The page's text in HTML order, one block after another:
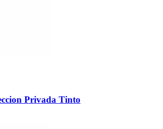
Privada Tinto